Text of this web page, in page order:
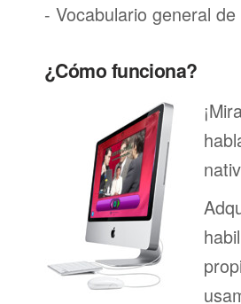
- Vocabulario general
¿Cómo funciona?